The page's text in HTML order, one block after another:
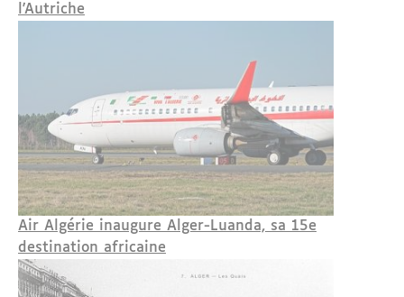
l'Autriche
Air Algérie inaugure Alger-Luanda, sa 15e
destination africaine